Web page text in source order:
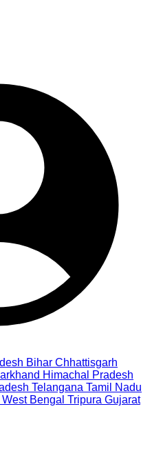
Bihar Chhattisgarh
Himachal Pradesh
Telangana Tamil Nadu
West Bengal Tripura Gujarat